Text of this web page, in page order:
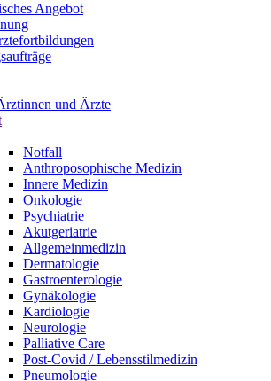
Angebot
und Ärzte
Notfall
Anthroposophische Medizin
Innere Medizin
Onkologie
Psychiatrie
Akutgeriatrie
Allgemeinmedizin
Dermatologie
Gastroenterologie
Gynäkologie
Kardiologie
Neurologie
Palliative Care
Post-Covid / Lebensstilmedizin
Pneumologie